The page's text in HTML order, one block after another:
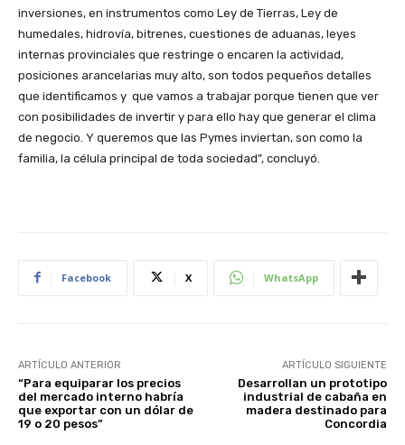
inversiones, en instrumentos como Ley de Tierras, Ley de
humedales, hidrovía, bitrenes, cuestiones de aduanas, leyes
internas provinciales que restringe o encaren la actividad,
posiciones arancelarias muy alto, son todos pequeños detalles
que identificamos y que vamos a trabajar porque tienen que ver
con posibilidades de invertir y para ello hay que generar el clima
de negocio. Y queremos que las Pymes inviertan, son como la
familia, la célula principal de toda sociedad”, concluyó.
Facebook X WhatsApp
ARTÍCULO ANTERIOR
“Para equiparar los precios
del mercado interno habría
que exportar con un dólar de
19 o 20 pesos”
ARTÍCULO SIGUIENTE
Desarrollan un prototipo
industrial de cabaña en
madera destinado para
Concordia